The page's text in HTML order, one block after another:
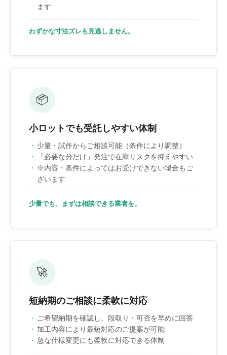
ます
わずかな寸法ズレも見逃しません。
📦
小ロットでも受託しやすい体制
少量・試作からご相談可能（条件により調整）
「必要な分だけ」発注で在庫リスクを抑えやすい
※内容・条件によってはお受けできない場合もご
ざいます
少量でも、まずは相談できる業者を。
🚀
短納期のご相談に柔軟に対応
ご希望納期を確認し、段取り・可否を早めに回答
加工内容により最短対応のご提案が可能
急な仕様変更にも柔軟に対応できる体制